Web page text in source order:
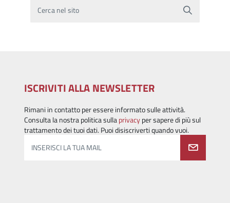
Cerca nel sito
ISCRIVITI ALLA NEWSLETTER
Rimani in contatto per essere informato sulle attività.
Consulta la nostra politica sullaprivacyper sapere di più sul
trattamento dei tuoi dati. Puoi disiscriverti quando vuoi.
INSERISCI LA TUA MAIL